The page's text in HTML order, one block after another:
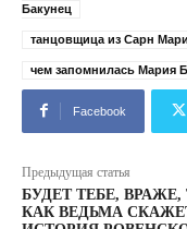
Бакунец
танцовщица из Сарн
чем запомнилась Мария
Facebook
Предыдущая статья
БУДЕТ ТЕБЕ, ВРАЖЕ,
КАК ВЕДЬМА